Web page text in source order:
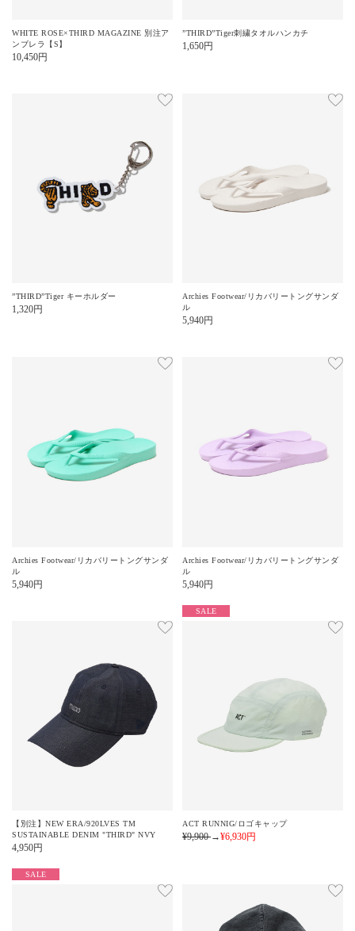
WHITE ROSE×THIRD MAGAZINE 別注ア
ンブレラ【S】
10,450円
”THIRD”Tiger刺繍タオルハンカチ
1,650円
”THIRD”Tiger キーホルダー
1,320円
Archies Footwear/リカバリートングサンダ
ル
5,940円
Archies Footwear/リカバリートングサンダ
ル
5,940円
Archies Footwear/リカバリートングサンダ
ル
5,940円
【別注】NEW ERA/920LVES TM
SUSTAINABLE DENIM "THIRD" NVY
4,950円
SALE
ACT RUNNIG/ロゴキャップ
¥9,900→¥6,930円
SALE